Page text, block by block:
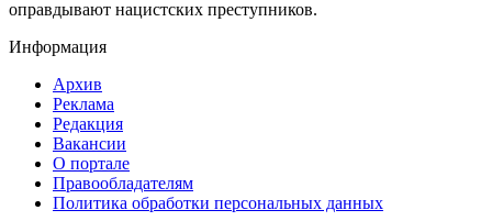
оправдывают нацистских преступников.
Информация
Архив
Реклама
Редакция
Вакансии
О портале
Правообладателям
Политика обработки персональных данных